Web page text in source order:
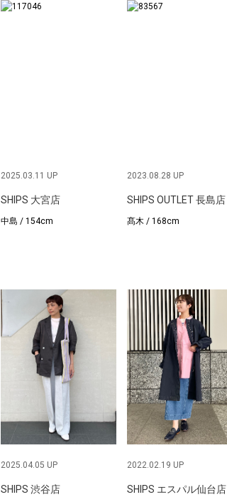
2025.03.11 UP
SHIPS 大宮店
中島 / 154cm
2023.08.28 UP
SHIPS OUTLET 長島店
髙木 / 168cm
2025.04.05 UP
SHIPS 渋谷店
2022.02.19 UP
SHIPS エスパル仙台店